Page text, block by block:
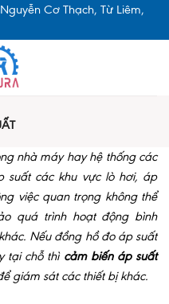
Cơ Thạch, Từ Liêm,
nhà máy hay hệ thống các
suất các khu vực lò hơi, áp
việc quan trọng không thể
quá trình hoạt động bình
Nếu đồng hồ đo áp suất
tại chỗ thì cảm biến áp suất
giám sát các thiết bị khác.